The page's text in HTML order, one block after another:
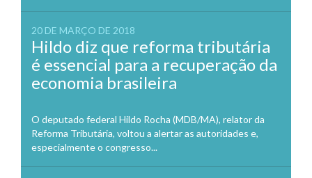
20 DE MARÇO DE 2018
Hildo diz que reforma tributária
é essencial para a recuperação da
economia brasileira
O deputado federal Hildo Rocha (MDB/MA), relator da
Reforma Tributária, voltou a alertar as autoridades e,
especialmente o congresso...